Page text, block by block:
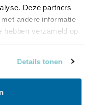
Deze partners
andere informatie
hebben verzameld op
Details tonen
acties en tips